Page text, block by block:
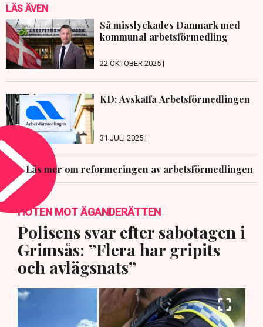
LÄS ÄVEN
Så misslyckades Danmark med
kommunal arbetsförmedling
22 OKTOBER 2025 |
KD: Avskaffa Arbetsförmedlingen
31 JULI 2025 |
Läs mer om reformeringen av arbetsförmedlingen
HOTEN MOT ÄGANDERÄTTEN
Polisens svar efter sabotagen i
Grimsås: ”Flera har gripits
och avlägsnats”